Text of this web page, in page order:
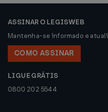
ASSINAR O LEGISWEB
Mantenha-se informado e
COMO ASSINAR
LIGUE GRÁTIS
0800 202 5544